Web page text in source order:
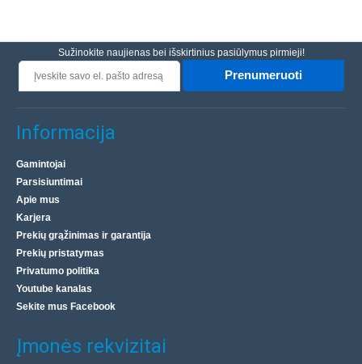
Sužinokite naujienas bei išskirtinius pasiūlymus pirmieji!
Prenumeruoti
Informacija
Gamintojai
Parsisiuntimai
Apie mus
Karjera
Prekių grąžinimas ir garantija
Prekių pristatymas
Privatumo politika
Youtube kanalas
Sekite mus Facebook
Įmonės rekvizitai